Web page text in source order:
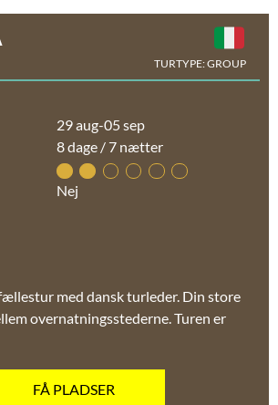
TURTYPE: GROUP
29 aug-05 sep
8 dage / 7 nætter
Nej
med dansk turleder. Din store
overnatningsstederne. Turen er
FÅ PLADSER